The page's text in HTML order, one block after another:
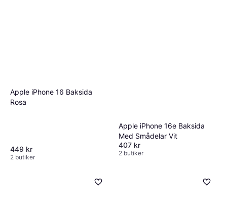
Apple iPhone 16 Baksida
Rosa
449 kr
2 butiker
Apple iPhone 16e Baksida
Med Smådelar Vit
407 kr
2 butiker